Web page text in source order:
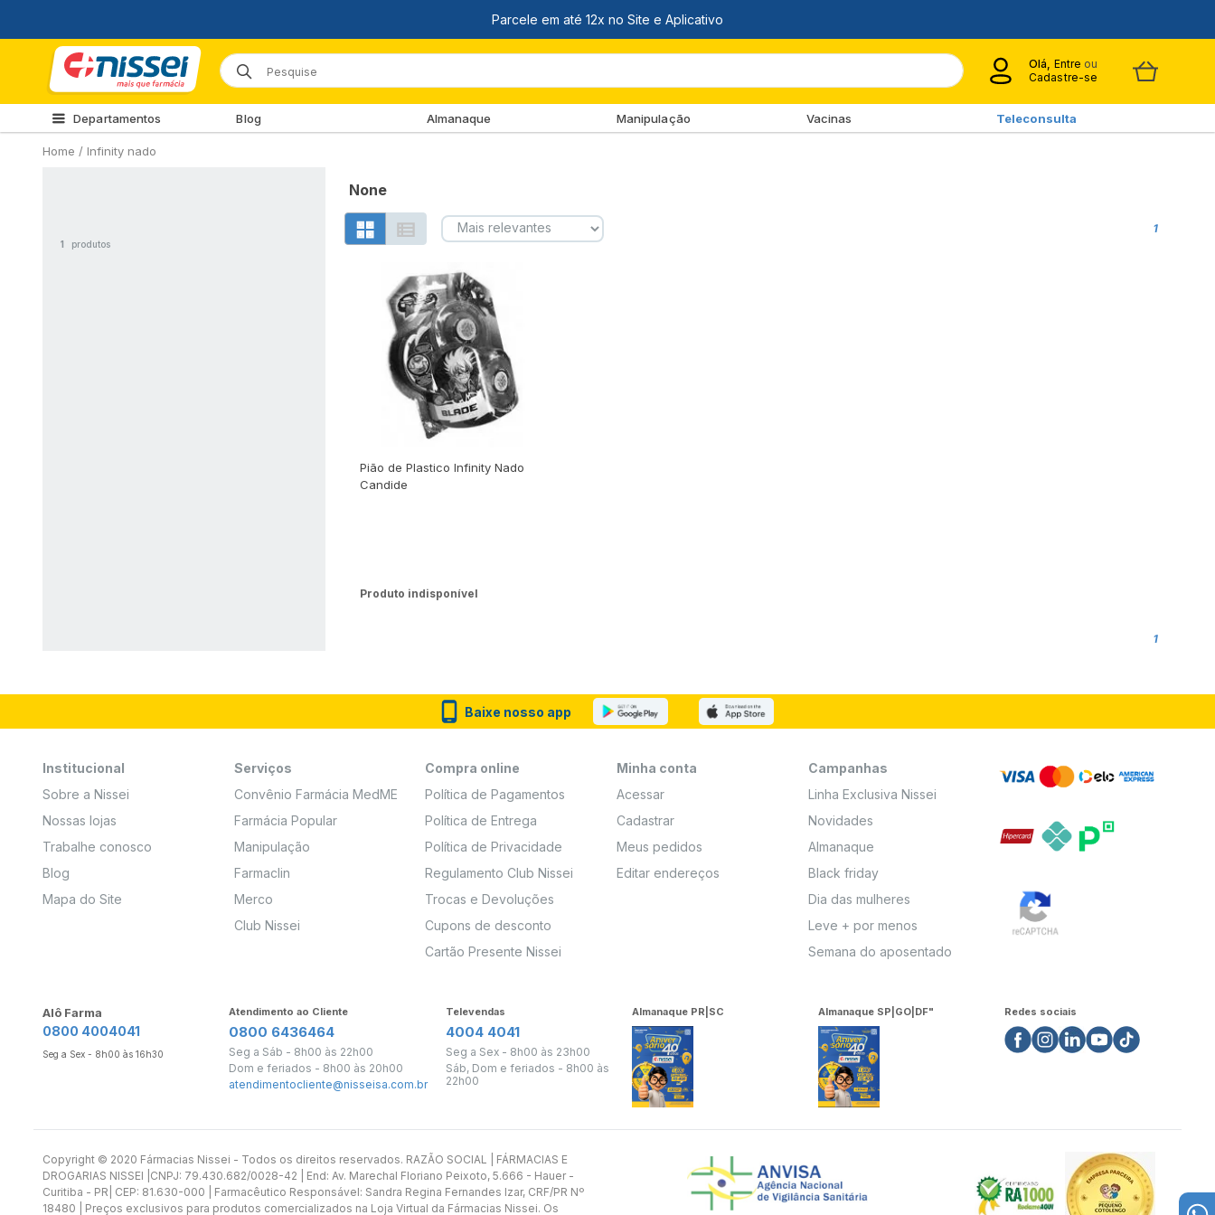
Olá, Entre ou
Cadastre-se
Departamentos Blog Almanaque Manipulação Vacinas Teleconsulta
Home / Infinity nado
1 produtos
None
1
Pião de Plastico Infinity Nado
Candide
Produto indisponível
1
Baixe nosso app
Institucional
Sobre a Nissei
Nossas lojas
Trabalhe conosco
Blog
Mapa do Site
Serviços
Convênio Farmácia MedME
Farmácia Popular
Manipulação
Farmaclin
Merco
Club Nissei
Compra online
Política de Pagamentos
Política de Entrega
Política de Privacidade
Regulamento Club Nissei
Trocas e Devoluções
Cupons de desconto
Cartão Presente Nissei
Minha conta
Acessar
Cadastrar
Meus pedidos
Editar endereços
Campanhas
Linha Exclusiva Nissei
Novidades
Almanaque
Black friday
Dia das mulheres
Leve + por menos
Semana do aposentado
Alô Farma
0800 4004041
Seg a Sex - 8h00 às 16h30
Atendimento ao Cliente
0800 6436464
Seg a Sáb - 8h00 às 22h00
Dom e feriados - 8h00 às 20h00
atendimentocliente@nisseisa.com.br
Televendas
4004 4041
Seg a Sex - 8h00 às 23h00
Sáb, Dom e feriados - 8h00 às
22h00
Almanaque PR|SC Almanaque SP|GO|DF" Redes sociais
Copyright ©️ 2020 Fármacias Nissei - Todos os direitos reservados. RAZÃO SOCIAL | FÁRMACIAS E
DROGARIAS NISSEI |CNPJ: 79.430.682/0028-42 | End: Av. Marechal Floriano Peixoto, 5.666 - Hauer -
Curitiba - PR| CEP: 81.630-000 | Farmacêutico Responsável: Sandra Regina Fernandes Izar, CRF/PR Nº
18480 | Preços exclusivos para produtos comercializados na Loja Virtual da Fármacias Nissei. Os